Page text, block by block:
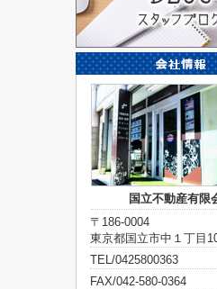
国立不動産有限
〒186-0004
東京都国立市中１丁目
TEL/0425800363
FAX/042-580-0364